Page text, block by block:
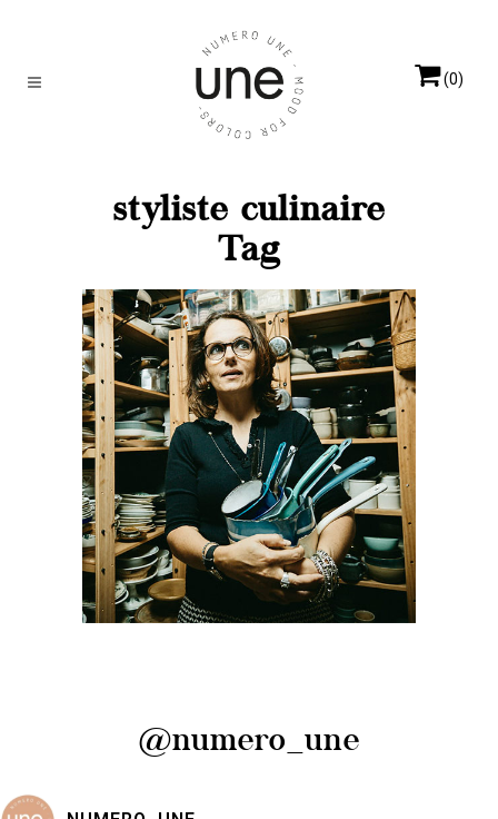
(0)
styliste culinaire
Tag
Delphine Brunet, rédactrice
et styliste culinaire
engagée
Elles créent
MINT
@numero_une